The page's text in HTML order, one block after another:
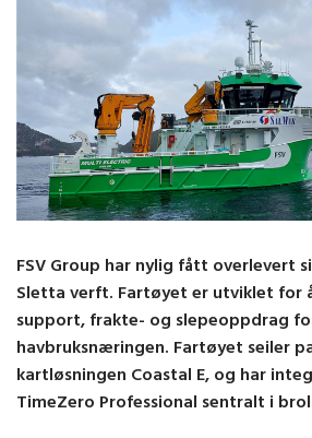
FSV Group har nylig fått overlevert
Sletta verft. Fartøyet er utviklet for
support, frakte- og slepeoppdrag
havbruksnæringen. Fartøyet seiler
kartløsningen Coastal E, og har
TimeZero Professional sentralt i